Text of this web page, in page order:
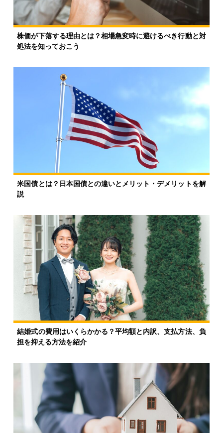
株価が下落する理由とは？相場急変時に避けるべき行動と対
処法を知っておこう
米国債とは？日本国債との違いとメリット・デメリットを解
説
結婚式の費用はいくらかかる？平均額と内訳、支払方法、負
担を抑える方法を紹介